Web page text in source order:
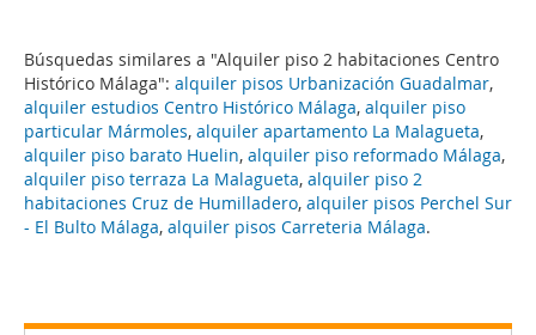
Búsquedas similares a "Alquiler piso 2 habitaciones Centro
Histórico Málaga": alquiler pisos Urbanización Guadalmar,
alquiler estudios Centro Histórico Málaga, alquiler piso
particular Mármoles, alquiler apartamento La Malagueta,
alquiler piso barato Huelin, alquiler piso reformado Málaga,
alquiler piso terraza La Malagueta, alquiler piso 2
habitaciones Cruz de Humilladero, alquiler pisos Perchel Sur
- El Bulto Málaga, alquiler pisos Carreteria Málaga.